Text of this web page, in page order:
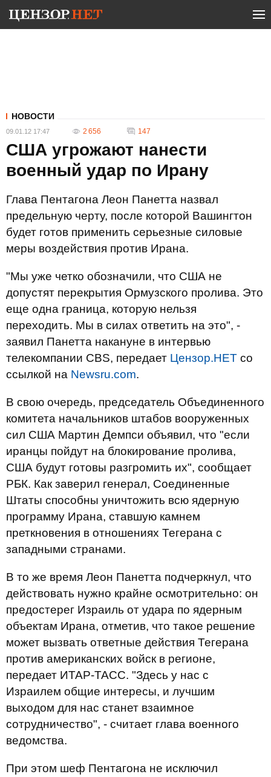
НОВОСТИ
09.01.12 17:47 2 656 147
США угрожают нанести
военный удар по Ирану
Глава Пентагона Леон Панетта назвал
предельную черту, после которой Вашингтон
будет готов применить серьезные силовые
меры воздействия против Ирана.
"Мы уже четко обозначили, что США не
допустят перекрытия Ормузского пролива. Это
еще одна граница, которую нельзя
переходить. Мы в силах ответить на это", -
заявил Панетта накануне в интервью
телекомпании CBS, передает Цензор.НЕТ со
ссылкой на Newsru.com.
В свою очередь, председатель Объединенного
комитета начальников штабов вооруженных
сил США Мартин Демпси объявил, что "если
иранцы пойдут на блокирование пролива,
США будут готовы разгромить их", сообщает
РБК. Как заверил генерал, Соединенные
Штаты способны уничтожить всю ядерную
программу Ирана, ставшую камнем
преткновения в отношениях Тегерана с
западными странами.
В то же время Леон Панетта подчеркнул, что
действовать нужно крайне осмотрительно: он
предостерег Израиль от удара по ядерным
объектам Ирана, отметив, что такое решение
может вызвать ответные действия Тегерана
против американских войск в регионе,
передает ИТАР-ТАСС. "Здесь у нас с
Израилем общие интересы, и лучшим
выходом для нас станет взаимное
сотрудничество", - считает глава военного
ведомства.
При этом шеф Пентагона не исключил